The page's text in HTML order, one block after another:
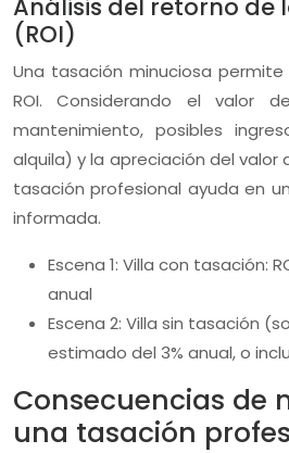
Análisis del retorno de
(ROI)
Una tasación minuciosa
ROI. Considerando el valor
mantenimiento, posibles
alquila) y la apreciación del valor
tasación profesional ayuda en
informada.
Escena 1: Villa con tasación:
anual
Escena 2: Villa sin tasación
estimado del 3% anual, o
Consecuencias de
una tasación